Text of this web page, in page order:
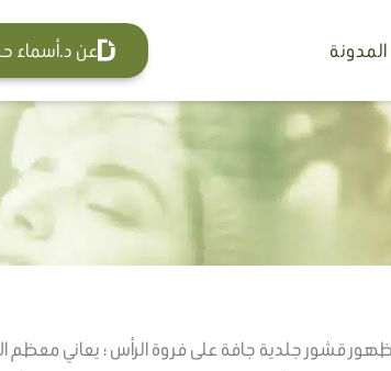
المدونة عن د.أسماء
ظهور قشور جلدية جافة على فروة الرأس ؛ يعاني